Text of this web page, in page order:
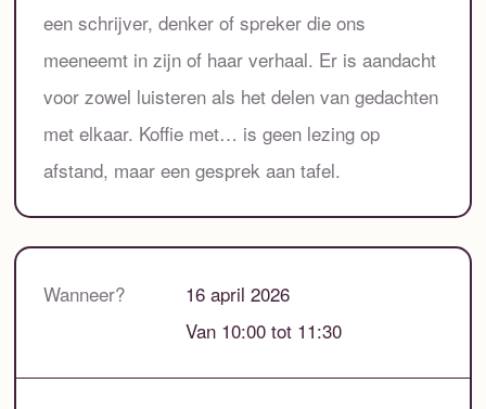
een schrijver, denker of spreker die ons
meeneemt in zijn of haar verhaal. Er is aandacht
voor zowel luisteren als het delen van gedachten
met elkaar. Koffie met… is geen lezing op
afstand, maar een gesprek aan tafel.
Wanneer?
16 april 2026
Van 10:00 tot 11:30